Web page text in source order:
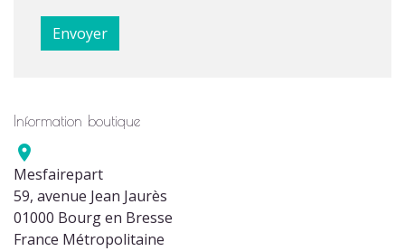
Information boutique

Mesfairepart
59, avenue Jean Jaurès
01000 Bourg en Bresse
France Métropolitaine